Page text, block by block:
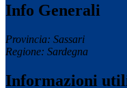
Info Generali
Provincia: Sassari
Regione: Sardegna
Informazioni